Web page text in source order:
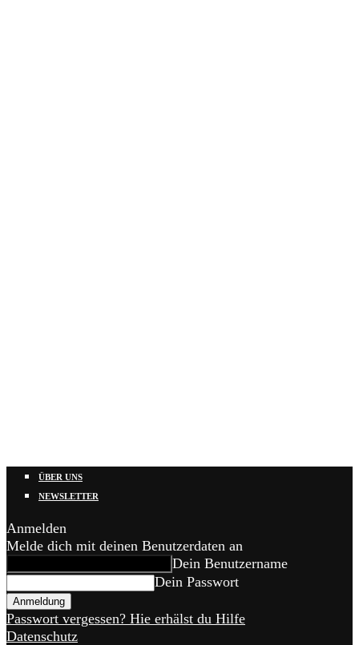
ÜBER UNS
NEWSLETTER
Anmelden
Melde dich mit deinen Benutzerdaten an
Dein Benutzername
Dein Passwort
Passwort vergessen? Hie erhälst du Hilfe
Datenschutz